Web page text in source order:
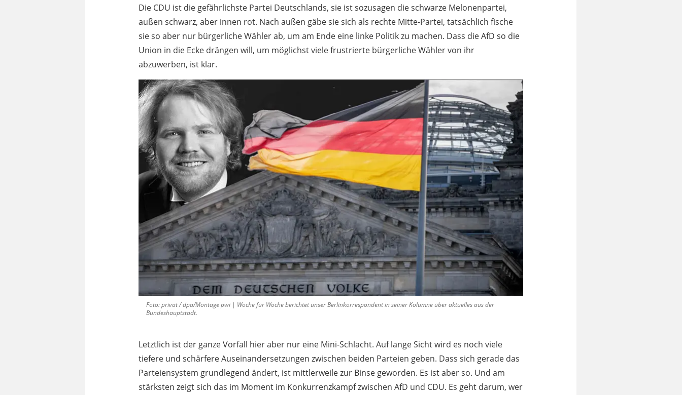
Die CDU ist die gefährlichste Partei Deutschlands, sie ist sozusagen die schwarze Melonenpartei,
außen schwarz, aber innen rot. Nach außen gäbe sie sich als rechte Mitte-Partei, tatsächlich fische
sie so aber nur bürgerliche Wähler ab, um am Ende eine linke Politik zu machen. Dass die AfD so die
Union in die Ecke drängen will, um möglichst viele frustrierte bürgerliche Wähler von ihr
abzuwerben, ist klar.
Foto: privat / dpa/Montage pwi | Woche für Woche berichtet unser Berlinkorrespondent in seiner Kolumne über aktuelles aus der
Bundeshauptstadt.
Letztlich ist der ganze Vorfall hier aber nur eine Mini-Schlacht. Auf lange Sicht wird es noch viele
tiefere und schärfere Auseinandersetzungen zwischen beiden Parteien geben. Dass sich gerade das
Parteiensystem grundlegend ändert, ist mittlerweile zur Binse geworden. Es ist aber so. Und am
stärksten zeigt sich das im Moment im Konkurrenzkampf zwischen AfD und CDU. Es geht darum, wer